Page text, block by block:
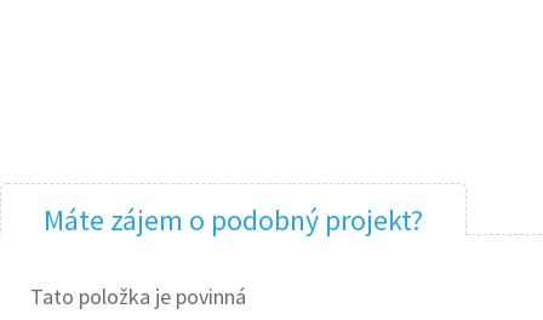
Máte zájem o podobný projekt?
Tato položka je povinná